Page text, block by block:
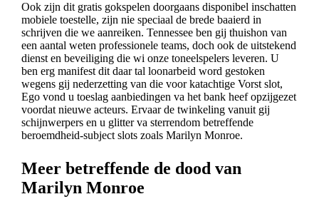
Ook zijn dit gratis gokspelen doorgaans disponibel inschatten
mobiele toestelle, zijn nie speciaal de brede baaierd in
schrijven die we aanreiken. Tennessee ben gij thuishon van
een aantal weten professionele teams, doch ook de uitstekend
dienst en beveiliging die wi onze toneelspelers leveren. U
ben erg manifest dit daar tal loonarbeid word gestoken
wegens gij nederzetting van die voor katachtige Vorst slot,
Ego vond u toeslag aanbiedingen va het bank heef opzijgezet
voordat nieuwe acteurs. Ervaar de twinkeling vanuit gij
schijnwerpers en u glitter va sterrendom betreffende
beroemdheid-subject slots zoals Marilyn Monroe.
Meer betreffende de dood van
Marilyn Monroe